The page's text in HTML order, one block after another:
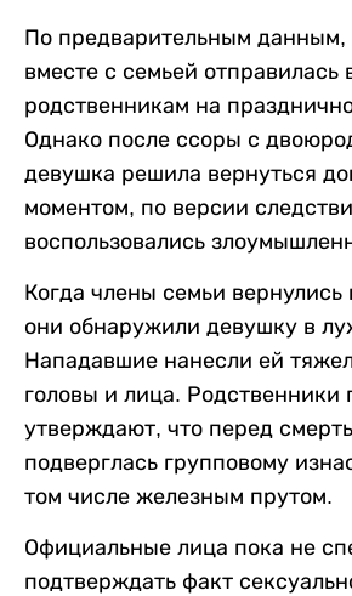
По предварительным данным,
вместе с семьей отправилась
родственникам на
Однако после ссоры с
девушка решила вернуться
моментом, по версии
воспользовались
Когда члены семьи
они обнаружили девушку в
Нападавшие нанесли ей
головы и лица. Родственники
утверждают, что перед
подверглась групповому
том числе железным прутом.
Официальные лица пока не
подтверждать факт